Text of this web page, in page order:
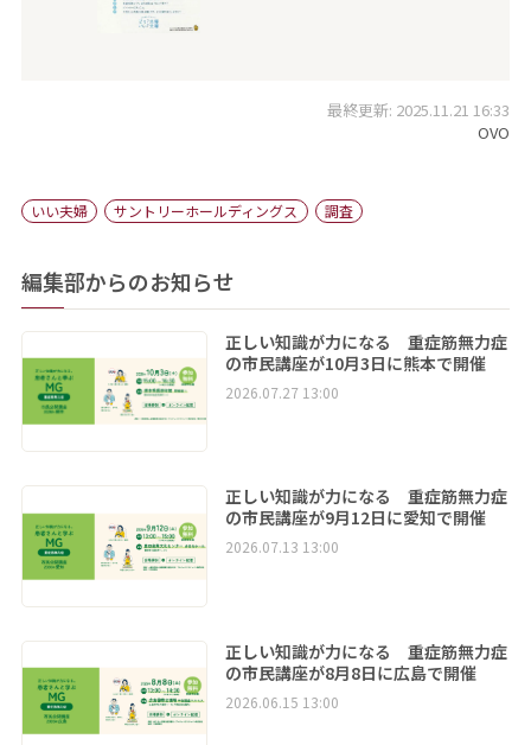
最終更新: 2025.11.21 16:33
OVO
いい夫婦 サントリーホールディングス 調査
編集部からのお知らせ
正しい知識が力になる 重症筋無力症
の市民講座が10月3日に熊本で開催
2026.07.27 13:00
正しい知識が力になる 重症筋無力症
の市民講座が9月12日に愛知で開催
2026.07.13 13:00
正しい知識が力になる 重症筋無力症
の市民講座が8月8日に広島で開催
2026.06.15 13:00